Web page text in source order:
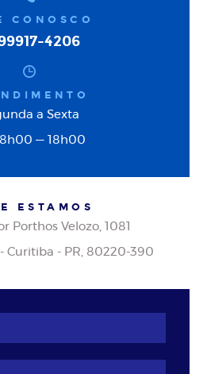
CONOSCO
4206
a Sexta
8h00 — 18h00
ESTAMOS
Porthos Velozo, 1081
- Curitiba - PR, 80220-390